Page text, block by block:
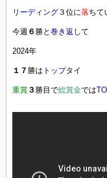
リーディング ３位に落ちて
今週 ６ 勝と 巻き返して
2024年
１７ 勝は トップタイ
重賞 ３ 勝目で総賞金では